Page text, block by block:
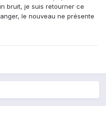
bruit, je suis retourner ce
le nouveau ne présente